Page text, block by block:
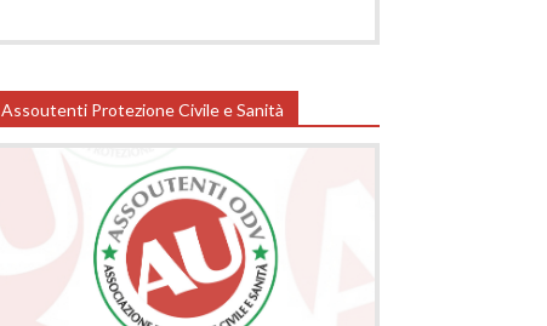
Assoutenti Protezione Civile e Sanità